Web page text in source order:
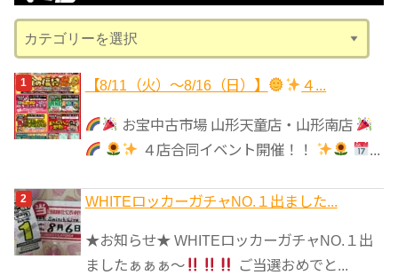
ブ
テ
ゴ
リ
ー
【8/11（火）～8/16（日）】 ４...
お宝中古市場 山形天童店・山形南店
４店合同イベント開催！！
...
WHITEロッカーガチャNO.１出ました...
★お知らせ★ WHITEロッカーガチャNO.１出
ましたぁぁぁ～
ご当選おめでと...